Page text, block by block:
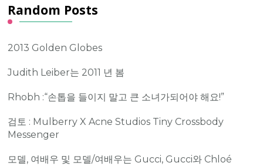
Random Posts
2013 Golden Globes
Judith Leiber는 2011 년 봄
Rhobh :“손톱을 들이지 말고 큰 소녀가되어야 해요!”
검토 : Mulberry X Acne Studios Tiny Crossbody
Messenger
모델, 여배우 및 모델/여배우는 Gucci, Gucci와 Chloé